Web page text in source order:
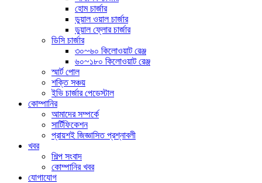
হোম চার্জার
ডুয়াল ওয়াল চার্জার
ডুয়াল ফ্লোর চার্জার
ডিসি চার্জার
৩০~৬০ কিলোওয়াট রেঞ্জ
৬০~১৮০ কিলোওয়াট রেঞ্জ
স্মার্ট পোল
শক্তি সঞ্চয়
ইভি চার্জার পেডেস্টাল
কোম্পানির
আমাদের সম্পর্কে
সার্টিফিকেশন
প্রায়শই জিজ্ঞাসিত প্রশ্নাবলী
খবর
শিল্প সংবাদ
কোম্পানির খবর
যোগাযোগ